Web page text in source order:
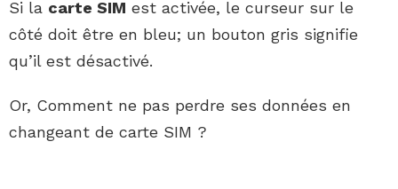
Si la carte SIM est activée, le curseur sur le
côté doit être en bleu; un bouton gris signifie
qu’il est désactivé.
Or, Comment ne pas perdre ses données en
changeant de carte SIM ?